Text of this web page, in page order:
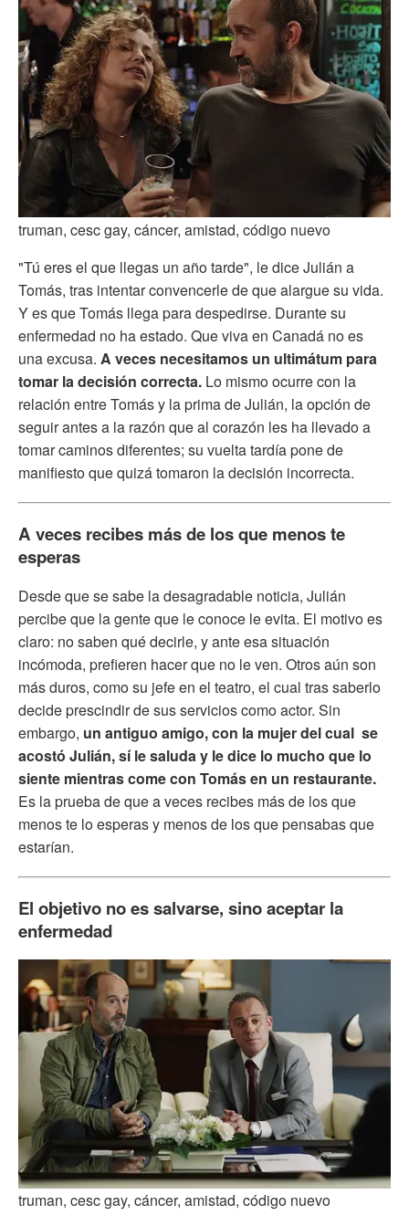
truman, cesc gay, cáncer, amistad, código nuevo
"Tú eres el que llegas un año tarde", le dice Julián a
Tomás, tras intentar convencerle de que alargue su vida.
Y es que Tomás llega para despedirse. Durante su
enfermedad no ha estado. Que viva en Canadá no es
una excusa. A veces necesitamos un ultimátum para
tomar la decisión correcta. Lo mismo ocurre con la
relación entre Tomás y la prima de Julián, la opción de
seguir antes a la razón que al corazón les ha llevado a
tomar caminos diferentes; su vuelta tardía pone de
manifiesto que quizá tomaron la decisión incorrecta.
A veces recibes más de los que menos te
esperas
Desde que se sabe la desagradable noticia, Julián
percibe que la gente que le conoce le evita. El motivo es
claro: no saben qué decirle, y ante esa situación
incómoda, prefieren hacer que no le ven. Otros aún son
más duros, como su jefe en el teatro, el cual tras saberlo
decide prescindir de sus servicios como actor. Sin
embargo, un antiguo amigo, con la mujer del cual se
acostó Julián, sí le saluda y le dice lo mucho que lo
siente mientras come con Tomás en un restaurante.
Es la prueba de que a veces recibes más de los que
menos te lo esperas y menos de los que pensabas que
estarían.
El objetivo no es salvarse, sino aceptar la
enfermedad
truman, cesc gay, cáncer, amistad, código nuevo